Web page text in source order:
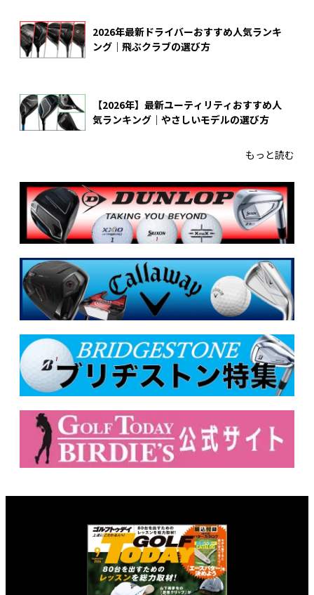
2026年最新ドライバーおすすめ人気ランキ
ング｜飛ぶクラブの選び方
【2026年】最新ユーティリティおすすめ人
気ランキング｜やさしいモデルの選び方
もっと読む